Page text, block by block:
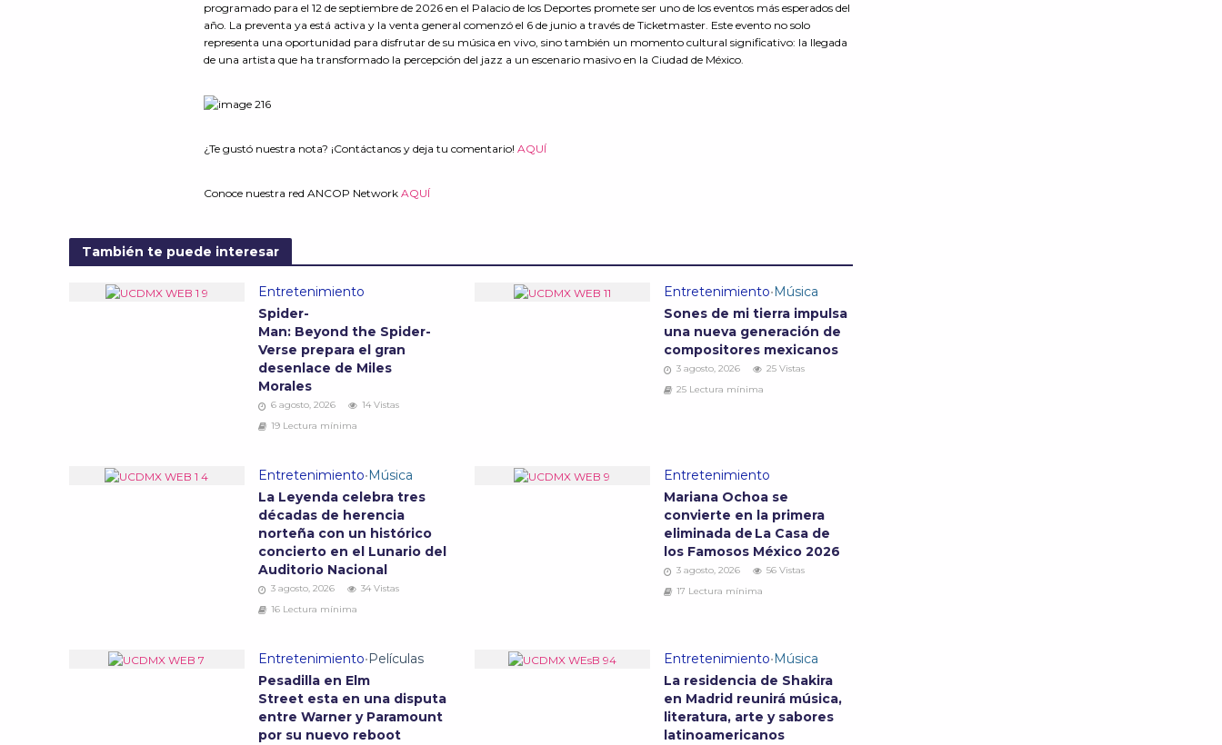
programado para el 12 de septiembre de 2026 en el Palacio de los Deportes promete ser uno de los eventos más esperados del
año. La preventa ya está activa y la venta general comenzó el 6 de junio a través de Ticketmaster. Este evento no solo
representa una oportunidad para disfrutar de su música en vivo, sino también un momento cultural significativo: la llegada
de una artista que ha transformado la percepción del jazz a un escenario masivo en la Ciudad de México.
¿Te gustó nuestra nota? ¡Contáctanos y deja tu comentario!AQUÍ
Conoce nuestra red ANCOP NetworkAQUÍ
También te puede interesar
Entretenimiento
Spider-
Man: Beyond the Spider-
Verse prepara el gran
desenlace de Miles
Morales
6 agosto, 2026
14 Vistas
19 Lectura mínima
Entretenimiento• Música
Sones de mi tierra impulsa
una nueva generación de
compositores mexicanos
3 agosto, 2026
25 Vistas
25 Lectura mínima
Entretenimiento• Música
La Leyenda celebra tres
décadas de herencia
norteña con un histórico
concierto en el Lunario del
Auditorio Nacional
3 agosto, 2026
34 Vistas
16 Lectura mínima
Entretenimiento
Mariana Ochoa se
convierte en la primera
eliminada de La Casa de
los Famosos México 2026
3 agosto, 2026
56 Vistas
17 Lectura mínima
Entretenimiento• Películas
Pesadilla en Elm
Street esta en una disputa
entre Warner y Paramount
por su nuevo reboot
Entretenimiento• Música
La residencia de Shakira
en Madrid reunirá música,
literatura, arte y sabores
latinoamericanos